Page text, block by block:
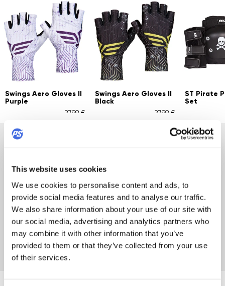
This website uses cookies
We use cookies to personalise content and ads, to
provide social media features and to analyse our traffic.
We also share information about your use of our site with
our social media, advertising and analytics partners who
may combine it with other information that you’ve
provided to them or that they’ve collected from your use
of their services.
Swings Aero Gloves II
Purple
27,99 €
Swings Aero Gloves II
Black
27,99 €
ST Pirate
Set
FAMILLE POWERSLIDE
Saviez-vous que la famille Powerslide est si grande ?
Découvrez les meilleures marques : patins USD, Mesmer,
Gawds, IQON, Powerslide, patins de fitness, patins en
carbone, options personnalisées, patins à roulettes Chaya,
ainsi que des équipements, des roues et des accessoires.
Nous avons tout ce dont tu as besoin... même des
chaussettes !